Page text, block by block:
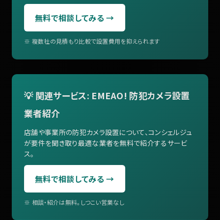
無料で相談してみる →
※ 複数社の見積もり比較で設置費用を抑えられます
💡 関連サービス: EMEAO! 防犯カメラ設置
業者紹介
店舗や事業所の防犯カメラ設置について、コンシェルジュ
が要件を聞き取り最適な業者を無料で紹介するサービ
ス。
無料で相談してみる →
※ 相談・紹介は無料。しつこい営業なし